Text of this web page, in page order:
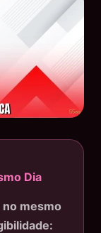
Dia
mesmo